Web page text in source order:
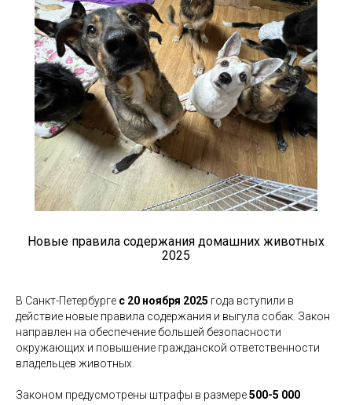
Новые правила содержания домашних животных
2025
В Санкт-Петербурге с 20 ноября 2025 года вступили в
действие новые правила содержания и выгула собак. Закон
направлен на обеспечение большей безопасности
окружающих и повышение гражданской ответственности
владельцев животных.
Законом предусмотрены штрафы в размере500-5 000